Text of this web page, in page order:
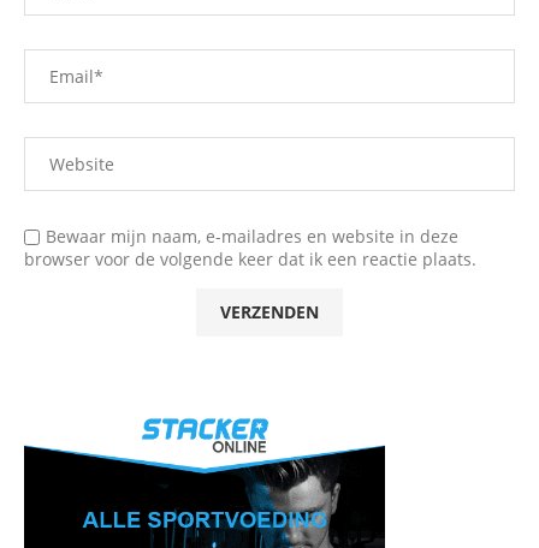
Bewaar mijn naam, e-mailadres en website in deze
browser voor de volgende keer dat ik een reactie plaats.